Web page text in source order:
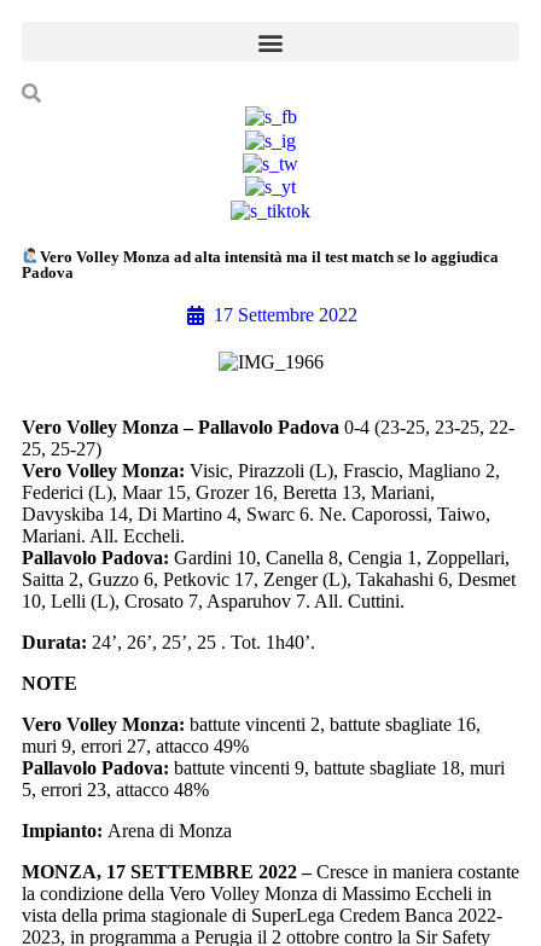
Vero Volley Monza ad alta intensità ma il test match se lo aggiudica
Padova
17 Settembre 2022
Vero Volley Monza – Pallavolo Padova 0-4 (23-25, 23-25, 22-
25, 25-27)
Vero Volley Monza: Visic, Pirazzoli (L), Frascio, Magliano 2,
Federici (L), Maar 15, Grozer 16, Beretta 13, Mariani,
Davyskiba 14, Di Martino 4, Swarc 6. Ne. Caporossi, Taiwo,
Mariani. All. Eccheli.
Pallavolo Padova: Gardini 10, Canella 8, Cengia 1, Zoppellari,
Saitta 2, Guzzo 6, Petkovic 17, Zenger (L), Takahashi 6, Desmet
10, Lelli (L), Crosato 7, Asparuhov 7. All. Cuttini.
Durata: 24’, 26’, 25’, 25 . Tot. 1h40’.
NOTE
Vero Volley Monza: battute vincenti 2, battute sbagliate 16,
muri 9, errori 27, attacco 49%
Pallavolo Padova: battute vincenti 9, battute sbagliate 18, muri
5, errori 23, attacco 48%
Impianto: Arena di Monza
MONZA, 17 SETTEMBRE 2022 –Cresce in maniera costante
la condizione della Vero Volley Monza di Massimo Eccheli in
vista della prima stagionale di SuperLega Credem Banca 2022-
2023, in programma a Perugia il 2 ottobre contro la Sir Safety